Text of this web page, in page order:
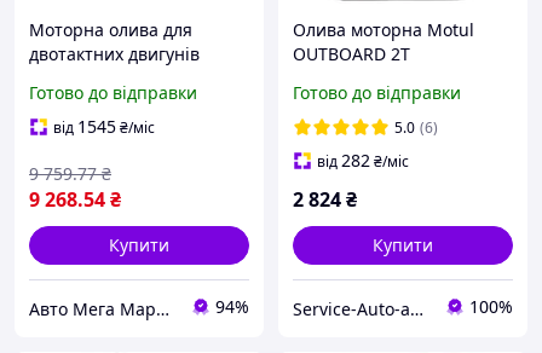
Моторна олива для
двотактних двигунів
W3 20L
Готово до відправки
від 1545₴/міс
9 268.54₴
9 759.77 ₴
Купити
Авто Мега Маркет 94%
Олива моторна Motul
OUTBOARD 2T
Готово до відправки
5.0 (6)
від282₴/міс
2 824₴
Купити
Service-Auto-авторизированная точка продажи продукции компании MOTUL 100%